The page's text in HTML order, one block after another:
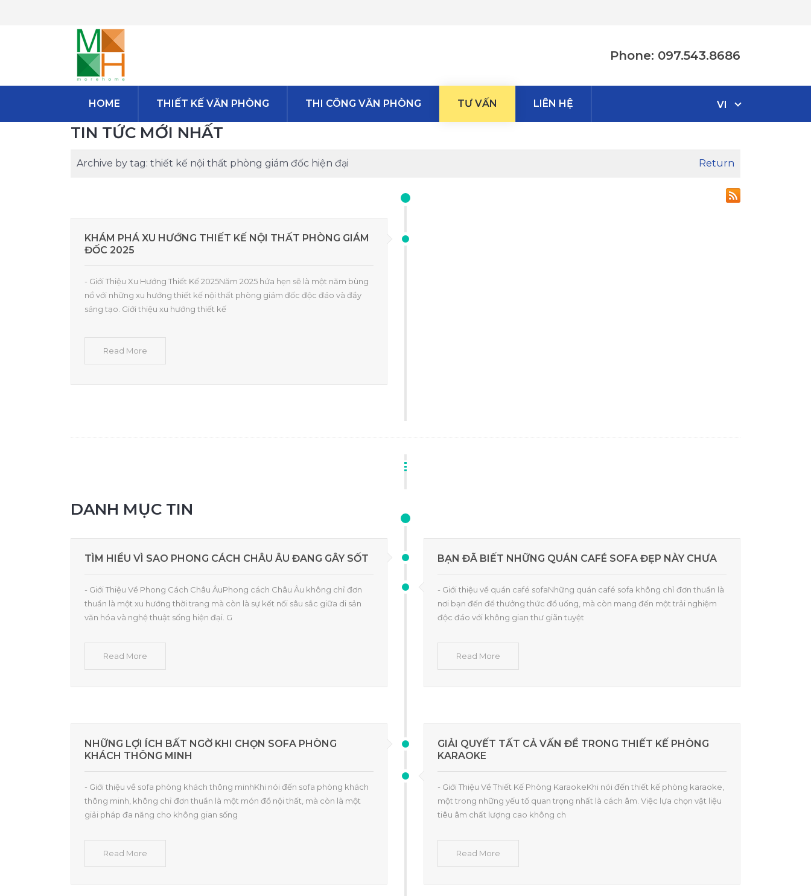
Phone: 097.543.8686
HOME THIẾT KẾ VĂN PHÒNG THI CÔNG VĂN PHÒNG TƯ VẤN LIÊN HỆ VI
TIN TỨC MỚI NHẤT
Archive by tag: thiết kế nội thất phòng giám đốc hiện đại Return
KHÁM PHÁ XU HƯỚNG THIẾT KẾ NỘI THẤT PHÒNG GIÁM
ĐỐC 2025
- Giới Thiệu Xu Hướng Thiết Kế 2025Năm 2025 hứa hẹn sẽ là một năm bùng
nổ với những xu hướng thiết kế nội thất phòng giám đốc độc đáo và đầy
sáng tạo. Giới thiệu xu hướng thiết kế
Read More
DANH MỤC TIN
TÌM HIỂU VÌ SAO PHONG CÁCH CHÂU ÂU ĐANG GÂY SỐT
- Giới Thiệu Về Phong Cách Châu ÂuPhong cách Châu Âu không chỉ đơn
thuần là một xu hướng thời trang mà còn là sự kết nối sâu sắc giữa di sản
văn hóa và nghệ thuật sống hiện đại. G
Read More
BẠN ĐÃ BIẾT NHỮNG QUÁN CAFÉ SOFA ĐẸP NÀY CHƯA
- Giới thiệu về quán café sofaNhững quán café sofa không chỉ đơn thuần là
nơi bạn đến để thưởng thức đồ uống, mà còn mang đến một trải nghiệm
độc đáo với không gian thư giãn tuyệt
Read More
NHỮNG LỢI ÍCH BẤT NGỜ KHI CHỌN SOFA PHÒNG
KHÁCH THÔNG MINH
- Giới thiệu về sofa phòng khách thông minhKhi nói đến sofa phòng khách
thông minh, không chỉ đơn thuần là một món đồ nội thất, mà còn là một
giải pháp đa năng cho không gian sống
Read More
GIẢI QUYẾT TẤT CẢ VẤN ĐỀ TRONG THIẾT KẾ PHÒNG
KARAOKE
- Giới Thiệu Về Thiết Kế Phòng KaraokeKhi nói đến thiết kế phòng karaoke,
một trong những yếu tố quan trọng nhất là cách âm. Việc lựa chọn vật liệu
tiêu âm chất lượng cao không ch
Read More